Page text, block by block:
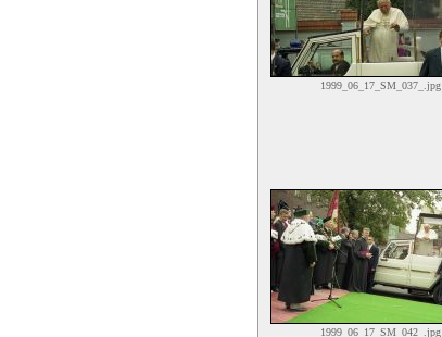
1999_06_17_SM_037_.jpg
1999_06_17_SM_042_.jpg